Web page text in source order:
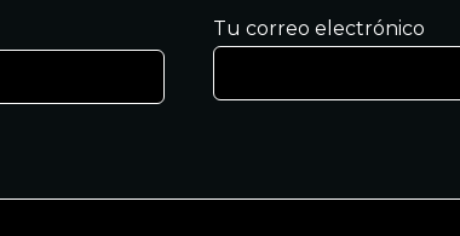
Tu correo electrónico